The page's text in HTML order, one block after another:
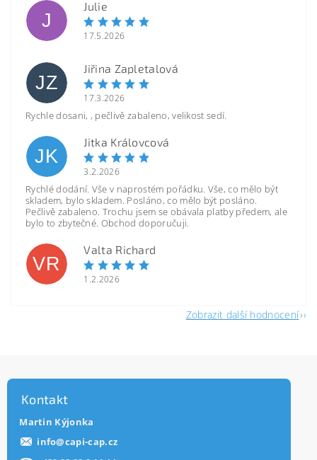
J
Julie
17.5.2026
JZ
Jiřina Zapletalová
17.3.2026
Rychle dosani, , pečlivě zabaleno, velikost sedí.
JK
Jitka Královcová
3.2.2026
Rychlé dodání. Vše v naprostém pořádku. Vše, co mělo být
skladem, bylo skladem. Posláno, co mělo být posláno.
Pečlivě zabaleno. Trochu jsem se obávala platby předem, ale
bylo to zbytečné. Obchod doporučuji.
VR
Valta Richard
1.2.2026
Zobrazit další hodnocení
Kontakt
Martin Kýjonka
info@capi-cap.cz